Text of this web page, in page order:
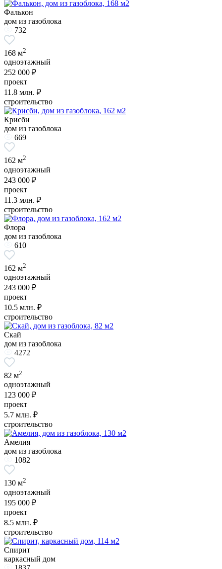
Фалькон
дом из газоблока
732
168 м2
одноэтажный
252 000 ₽
проект
11.8 млн. ₽
строительство
Крисби
дом из газоблока
669
162 м2
одноэтажный
243 000 ₽
проект
11.3 млн. ₽
строительство
Флора
дом из газоблока
610
162 м2
одноэтажный
243 000 ₽
проект
10.5 млн. ₽
строительство
Скай
дом из газоблока
4272
82 м2
одноэтажный
123 000 ₽
проект
5.7 млн. ₽
строительство
Амелия
дом из газоблока
1082
130 м2
одноэтажный
195 000 ₽
проект
8.5 млн. ₽
строительство
Спирит
каркасный дом